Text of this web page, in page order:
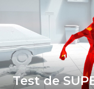
Test de